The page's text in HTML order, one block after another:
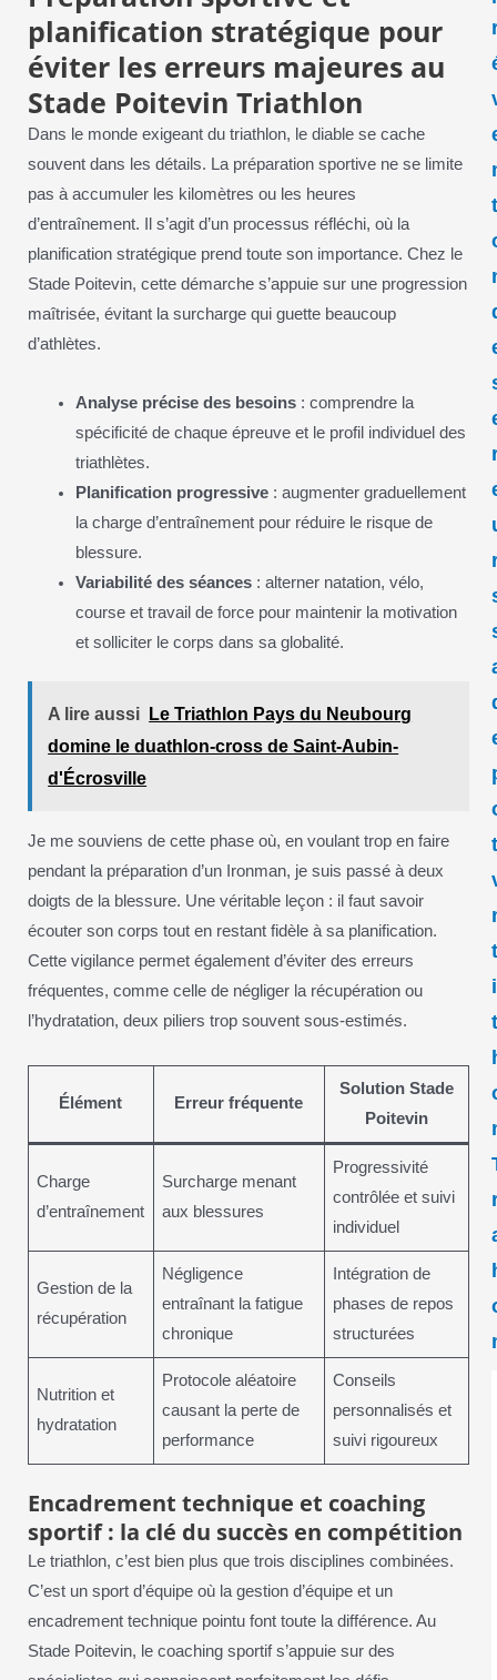
planification stratégique pour
éviter les erreurs majeures au
Stade Poitevin Triathlon
Dans le monde exigeant du triathlon, le diable se cache
souvent dans les détails. La préparation sportive ne se limite
pas à accumuler les kilomètres ou les heures
d’entraînement. Il s’agit d’un processus réfléchi, où la
planification stratégique prend toute son importance. Chez le
Stade Poitevin, cette démarche s’appuie sur une progression
maîtrisée, évitant la surcharge qui guette beaucoup
d’athlètes.
Analyse précise des besoins : comprendre la
spécificité de chaque épreuve et le profil individuel des
triathlètes.
Planification progressive : augmenter graduellement
la charge d’entraînement pour réduire le risque de
blessure.
Variabilité des séances : alterner natation, vélo,
course et travail de force pour maintenir la motivation
et solliciter le corps dans sa globalité.
A lire aussi
Le Triathlon Pays du Neubourg
domine le duathlon-cross de Saint-Aubin-
d'Écrosville
Je me souviens de cette phase où, en voulant trop en faire
pendant la préparation d’un Ironman, je suis passé à deux
doigts de la blessure. Une véritable leçon : il faut savoir
écouter son corps tout en restant fidèle à sa planification.
Cette vigilance permet également d’éviter des erreurs
fréquentes, comme celle de négliger la récupération ou
l’hydratation, deux piliers trop souvent sous-estimés.
Élément Erreur fréquente
Solution Stade
Poitevin
Charge
d’entraînement
Surcharge menant
aux blessures
Progressivité
contrôlée et suivi
individuel
Gestion de la
récupération
Négligence
entraînant la fatigue
chronique
Intégration de
phases de repos
structurées
Nutrition et
hydratation
Protocole aléatoire
causant la perte de
performance
Conseils
personnalisés et
suivi rigoureux
Encadrement technique et coaching
sportif : la clé du succès en compétition
Le triathlon, c’est bien plus que trois disciplines combinées.
C’est un sport d’équipe où la gestion d’équipe et un
encadrement technique pointu font toute la différence. Au
Stade Poitevin, le coaching sportif s’appuie sur des